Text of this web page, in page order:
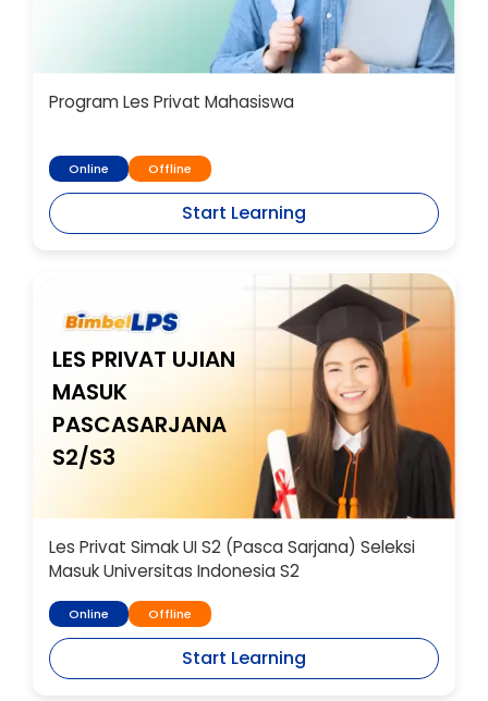
Program Les Privat Mahasiswa
Online Offline
Start Learning
LES PRIVAT UJIAN
MASUK
PASCASARJANA
S2/S3
Les Privat Simak UI S2 (Pasca Sarjana) Seleksi
Masuk Universitas Indonesia S2
Online Offline
Start Learning